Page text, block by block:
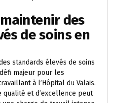
des
de soins en
standards élevés de soins
majeur pour les
à l’Hôpital du Valais.
qualité et d’excellence peut